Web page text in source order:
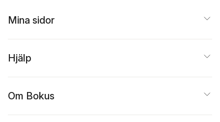
Mina sidor
Hjälp
Om Bokus